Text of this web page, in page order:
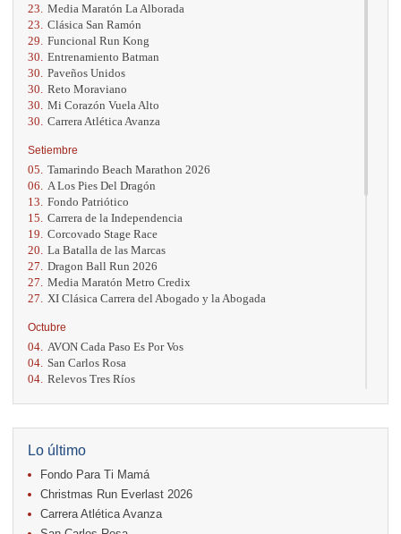
23. Media Maratón La Alborada
23. Clásica San Ramón
29. Funcional Run Kong
30. Entrenamiento Batman
30. Paveños Unidos
30. Reto Moraviano
30. Mi Corazón Vuela Alto
30. Carrera Atlética Avanza
Setiembre
05. Tamarindo Beach Marathon 2026
06.
A Los Pies Del Dragón
13. Fondo Patriótico
15. Carrera de la Independencia
19. Corcovado Stage Race
20. La Batalla de las Marcas
27. Dragon Ball Run 2026
27. Media Maratón Metro Credix
27.
XI Clásica Carrera del Abogado y la Abogada
Octubre
04. AVON Cada Paso Es Por Vos
04. San Carlos Rosa
04. Relevos Tres Ríos
17. Caribe Paradise Run
18.
Casa Turire Trail Run
18. Warriors Run Circuit
18. Samsung Jacó Beach Half Marathon 2026
25. KRun by Under Armour
25. Run Alajuela
Lo último
Fondo Para Ti Mamá
Christmas Run Everlast 2026
Carrera Atlética Avanza